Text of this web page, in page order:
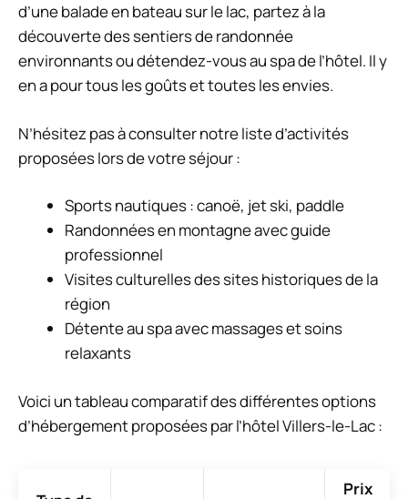
d’une balade en bateau sur le lac, partez à la
découverte des sentiers de randonnée
environnants ou détendez-vous au spa de l’hôtel. Il y
en a pour tous les goûts et toutes les envies.
N’hésitez pas à consulter notre liste d’activités
proposées lors de votre séjour :
Sports nautiques : canoë, jet ski, paddle
Randonnées en montagne avec guide
professionnel
Visites culturelles des sites historiques de la
région
Détente au spa avec massages et soins
relaxants
Voici un tableau comparatif des différentes options
d’hébergement proposées par l’hôtel Villers-le-Lac :
Prix